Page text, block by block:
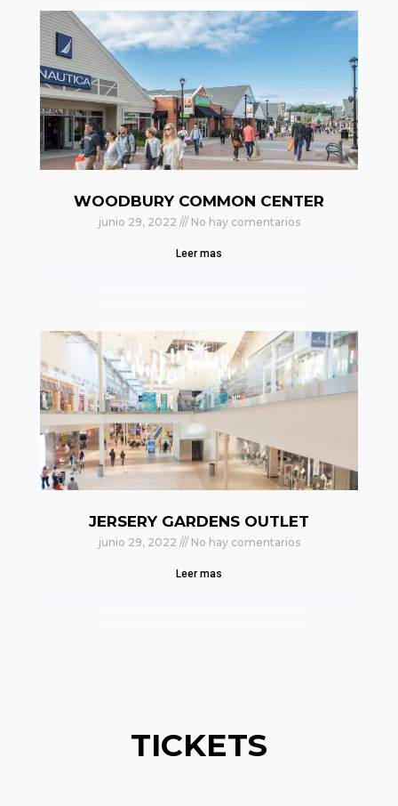
WOODBURY COMMON CENTER
junio 29, 2022 No hay comentarios
Leer mas
JERSERY GARDENS OUTLET
junio 29, 2022 No hay comentarios
Leer mas
TICKETS